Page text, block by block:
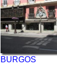
BURGOS